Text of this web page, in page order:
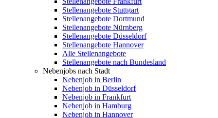
Stellenangebote Stuttgart
Stellenangebote Dortmund
Stellenangebote Nürnberg
Stellenangebote Düsseldorf
Stellenangebote Hannover
Alle Stellenangebote
Stellenangebote nach Bundesland
Nebenjobs nach Stadt
Nebenjob in Berlin
Nebenjob in Düsseldorf
Nebenjob in Frankfurt
Nebenjob in Hamburg
Nebenjob in Hannover